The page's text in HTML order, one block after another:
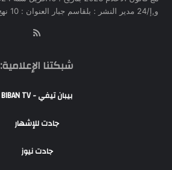
و,إ/24 مدير النشر : بلقاسم جبار العنوان : 10 نهج الجمهورية برج بوعريريج
شبكتنا الإعلامية:
بيبان تيفي - BIBAN TV
جادت للإشهار
جادت نيوز